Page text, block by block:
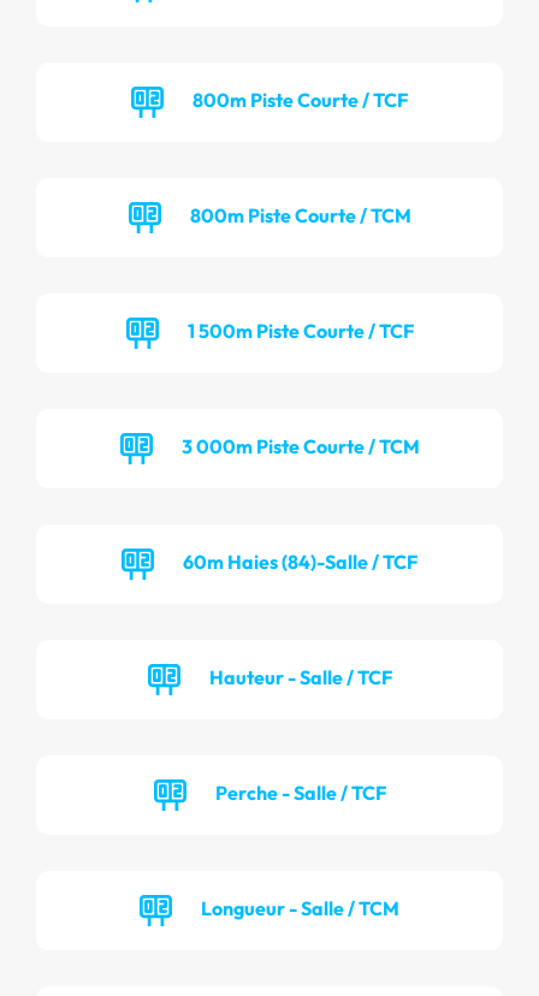
800m Piste Courte / TCF
800m Piste Courte / TCM
1 500m Piste Courte / TCF
3 000m Piste Courte / TCM
60m Haies (84)-Salle / TCF
Hauteur - Salle / TCF
Perche - Salle / TCF
Longueur - Salle / TCM